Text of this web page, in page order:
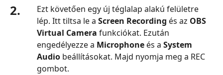
2.
Ezt követően egy új téglalap alakú felületre
lép. Itt tiltsa le a Screen Recording és az OBS
Virtual Camera funkciókat. Ezután
engedélyezze a Microphone és a System
Audio beállításokat. Majd nyomja meg a REC
gombot.